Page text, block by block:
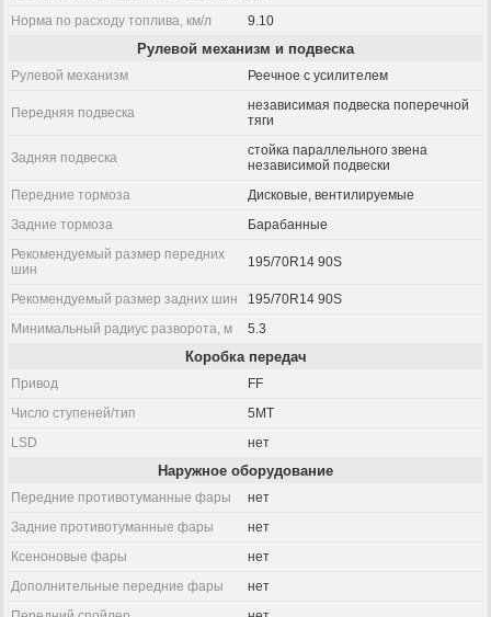
Норма по расходу топлива, км/л
9.10
Рулевой механизм и подвеска
Рулевой механизм Реечное с усилителем
Передняя подвеска
независимая подвеска поперечной
тяги
Задняя подвеска
стойка параллельного звена
независимой подвески
Передние тормоза
Дисковые, вентилируемые
Задние тормоза
Барабанные
Рекомендуемый размер передних
шин
195/70R14 90S
Рекомендуемый размер задних шин
195/70R14 90S
Минимальный радиус разворота, м
5.3
Коробка передач
Привод
FF
Число ступеней/тип
5MT
LSD
нет
Наружное оборудование
Передние противотуманные фары
нет
Задние противотуманные фары
нет
Ксеноновые фары
нет
Дополнительные передние фары
нет